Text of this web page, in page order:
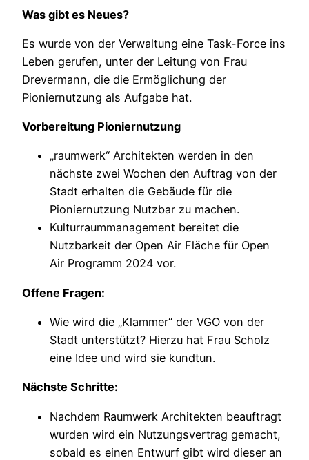
Was gibt es Neues?
Es wurde von der Verwaltung eine Task-Force ins
Leben gerufen, unter der Leitung von Frau
Drevermann, die die Ermöglichung der
Pioniernutzung als Aufgabe hat.
Vorbereitung Pioniernutzung
„raumwerk“ Architekten werden in den
nächste zwei Wochen den Auftrag von der
Stadt erhalten die Gebäude für die
Pioniernutzung Nutzbar zu machen.
Kulturraummanagement bereitet die
Nutzbarkeit der Open Air Fläche für Open
Air Programm 2024 vor.
Offene Fragen:
Wie wird die „Klammer“ der VGO von der
Stadt unterstützt? Hierzu hat Frau Scholz
eine Idee und wird sie kundtun.
Nächste Schritte:
Nachdem Raumwerk Architekten beauftragt
wurden wird ein Nutzungsvertrag gemacht,
sobald es einen Entwurf gibt wird dieser an